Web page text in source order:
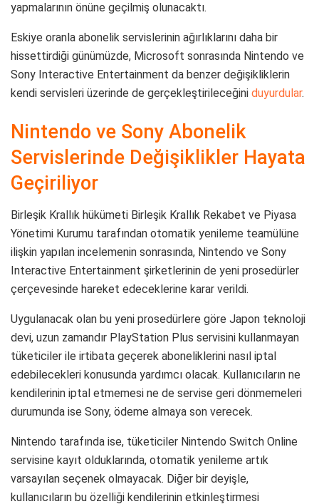
yapmalarının önüne geçilmiş olunacaktı.
Eskiye oranla abonelik servislerinin ağırlıklarını daha bir
hissettirdiği günümüzde, Microsoft sonrasında Nintendo ve
Sony Interactive Entertainment da benzer değişikliklerin
kendi servisleri üzerinde de gerçekleştirileceğini duyurdular.
Nintendo ve Sony Abonelik
Servislerinde Değişiklikler Hayata
Geçiriliyor
Birleşik Krallık hükümeti Birleşik Krallık Rekabet ve Piyasa
Yönetimi Kurumu tarafından otomatik yenileme teamülüne
ilişkin yapılan incelemenin sonrasında, Nintendo ve Sony
Interactive Entertainment şirketlerinin de yeni prosedürler
çerçevesinde hareket edeceklerine karar verildi.
Uygulanacak olan bu yeni prosedürlere göre Japon teknoloji
devi, uzun zamandır PlayStation Plus servisini kullanmayan
tüketiciler ile irtibata geçerek aboneliklerini nasıl iptal
edebilecekleri konusunda yardımcı olacak. Kullanıcıların ne
kendilerinin iptal etmemesi ne de servise geri dönmemeleri
durumunda ise Sony, ödeme almaya son verecek.
Nintendo tarafında ise, tüketiciler Nintendo Switch Online
servisine kayıt olduklarında, otomatik yenileme artık
varsayılan seçenek olmayacak. Diğer bir deyişle,
kullanıcıların bu özelliği kendilerinin etkinleştirmesi